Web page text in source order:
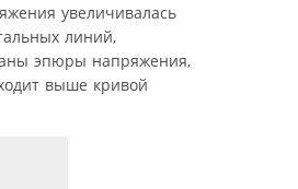
увеличивалась
линий,
эпюры напряжения,
выше кривой